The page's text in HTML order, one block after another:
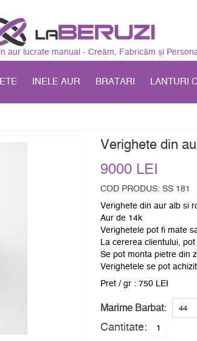
aur lucrate manual - Creăm, Fabricăm și
INELE AUR BRATARI LANTURI
Verighete din
9000 LEI
COD PRODUS: SS 181
Verighete din aur alb si
Aur de 14k
Verighetele pot fi mate
La cererea clientului,
Se pot monta pietre din
Verighetele se pot
Pret / gr : 750 LEI
Marime Barbat:
Cantitate: